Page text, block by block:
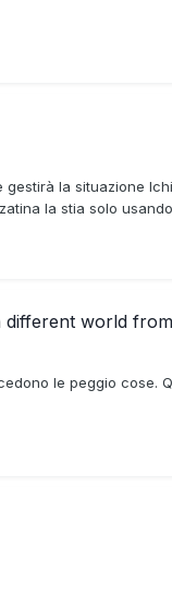
la situazione
la stia solo
different world
le peggio cose.